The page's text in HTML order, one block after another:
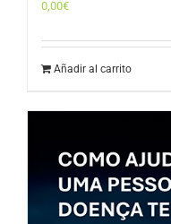
0,00€
Añadir al carrito